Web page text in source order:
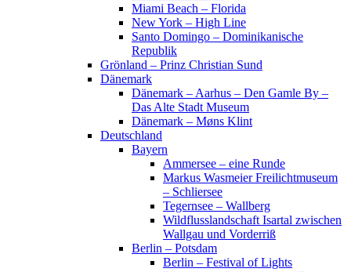
Miami Beach – Florida
New York – High Line
Santo Domingo – Dominikanische
Republik
Grönland – Prinz Christian Sund
Dänemark
Dänemark – Aarhus – Den Gamle By –
Das Alte Stadt Museum
Dänemark – Møns Klint
Deutschland
Bayern
Ammersee – eine Runde
Markus Wasmeier Freilichtmuseum
– Schliersee
Tegernsee – Wallberg
Wildflusslandschaft Isartal zwischen
Wallgau und Vorderriß
Berlin – Potsdam
Berlin – Festival of Lights